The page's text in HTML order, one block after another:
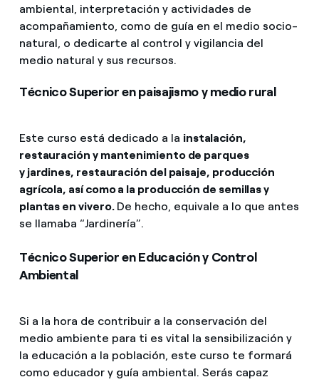
ambiental, interpretación y actividades de
acompañamiento, como de guía en el medio socio-
natural, o dedicarte al control y vigilancia del
medio natural y sus recursos.
Técnico Superior en paisajismo y medio rural
Este curso está dedicado a la instalación,
restauración y mantenimiento de parques
y jardines, restauración del paisaje, producción
agrícola, así como a la producción de semillas y
plantas en vivero.De hecho, equivale a lo que antes
se llamaba “Jardinería”.
Técnico Superior en Educación y Control
Ambiental
Si a la hora de contribuir a la conservación del
medio ambiente para ti es vital la sensibilización y
la educación a la población, este curso te formará
como educador y guía ambiental. Serás capaz